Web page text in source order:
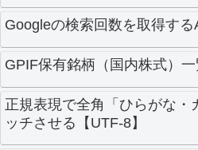
Googleの検索回数を取得する
GPIF保有銘柄（国内株式）一
正規表現で全角「ひらがな・
ッチさせる【UTF-8】